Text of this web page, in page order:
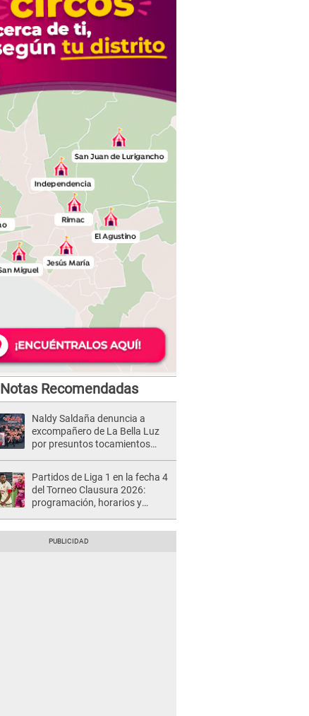
Notas Recomendadas
Naldy Saldaña denuncia a
excompañero de La Bella Luz
por presuntos tocamientos
Partidos de Liga 1 en la fecha 4
del Torneo Clausura 2026:
programación, horarios y